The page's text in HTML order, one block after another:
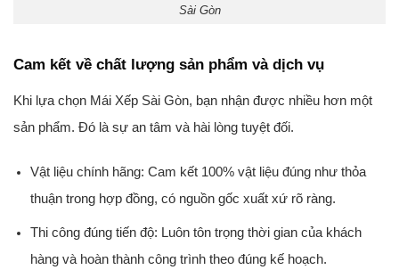
Sài Gòn
Cam kết về chất lượng sản phẩm và dịch vụ
Khi lựa chọn Mái Xếp Sài Gòn, bạn nhận được nhiều hơn một
sản phẩm. Đó là sự an tâm và hài lòng tuyệt đối.
Vật liệu chính hãng: Cam kết 100% vật liệu đúng như thỏa
thuận trong hợp đồng, có nguồn gốc xuất xứ rõ ràng.
Thi công đúng tiến độ: Luôn tôn trọng thời gian của khách
hàng và hoàn thành công trình theo đúng kế hoạch.